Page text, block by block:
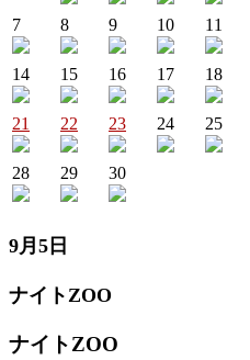
7 8 9 10 11
14 15 16 17 18
21 22 23 24 25
28 29 30
9月5日
ナイトZOO
ナイトZOO